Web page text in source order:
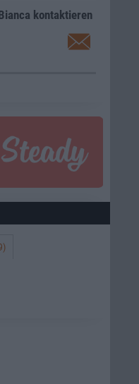
kontaktieren